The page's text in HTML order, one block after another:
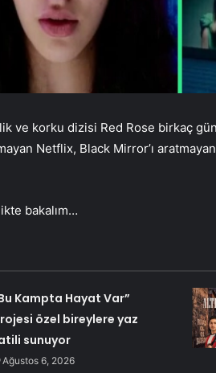
ve korku dizisi Red Rose birkaç
Netflix, Black Mirror’ı
bakalım…
Kampta Hayat Var”
özel bireylere yaz
sunuyor
Ağustos 6, 2026